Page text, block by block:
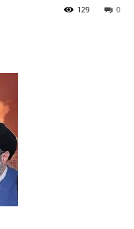
0
129